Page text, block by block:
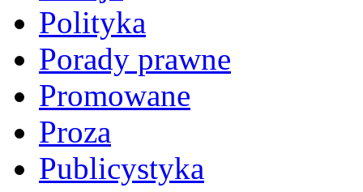
Polityka
Porady prawne
Promowane
Proza
Publicystyka